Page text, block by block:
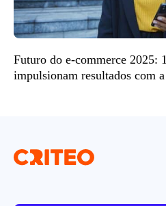
Futuro do e-commerce 2025:
impulsionam resultados com